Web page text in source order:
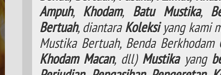
Ampuh, Khodam, Batu Mustika,
Bertuah, diantaraKoleksiyang kami
Mustika Bertuah, Benda
Khodam Macan, dll) Mustikayang